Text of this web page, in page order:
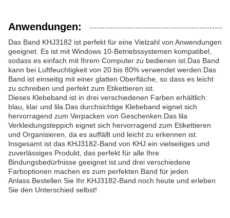
Anwendungen:
Das Band KHJ3182 ist perfekt für eine Vielzahl von Anwendungen
geeignet. Es ist mit Windows 10-Betriebssystemen kompatibel,
sodass es einfach mit Ihrem Computer zu bedienen ist.Das Band
kann bei Luftfeuchtigkeit von 20 bis 80% verwendet werden.Das
Band ist einseitig mit einer glatten Oberfläche, so dass es leicht
zu schreiben und perfekt zum Etikettieren ist.
Dieses Klebeband ist in drei verschiedenen Farben erhältlich:
blau, klar und lila.Das durchsichtige Klebeband eignet sich
hervorragend zum Verpacken von Geschenken.Das lila
Verkleidungsteppich eignet sich hervorragend zum Etikettieren
und Organisieren, da es auffällt und leicht zu erkennen ist.
Insgesamt ist das KHJ3182-Band von KHJ ein vielseitiges und
zuverlässiges Produkt, das perfekt für alle Ihre
Bindungsbedürfnisse geeignet ist.und drei verschiedene
Farboptionen machen es zum perfekten Band für jeden
Anlass.Bestellen Sie Ihr KHJ3182-Band noch heute und erleben
Sie den Unterschied selbst!